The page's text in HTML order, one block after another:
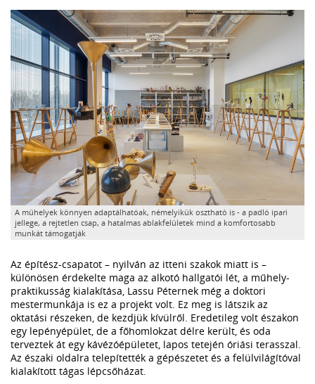
A műhelyek könnyen adaptálhatóak, némelyikük osztható is - a padló ipari
jellege, a rejtetlen csap, a hatalmas ablakfelületek mind a komfortosabb
munkát támogatják
Az építész-csapatot – nyilván az itteni szakok miatt is –
különösen érdekelte maga az alkotó hallgatói lét, a műhely-
praktikusság kialakítása, Lassu Péternek még a doktori
mestermunkája is ez a projekt volt. Ez meg is látszik az
oktatási részeken, de kezdjük kívülről. Eredetileg volt északon
egy lepényépület, de a főhomlokzat délre került, és oda
terveztek át egy kávézóépületet, lapos tetején óriási terasszal.
Az északi oldalra telepítették a gépészetet és a felülvilágítóval
kialakított tágas lépcsőházat.